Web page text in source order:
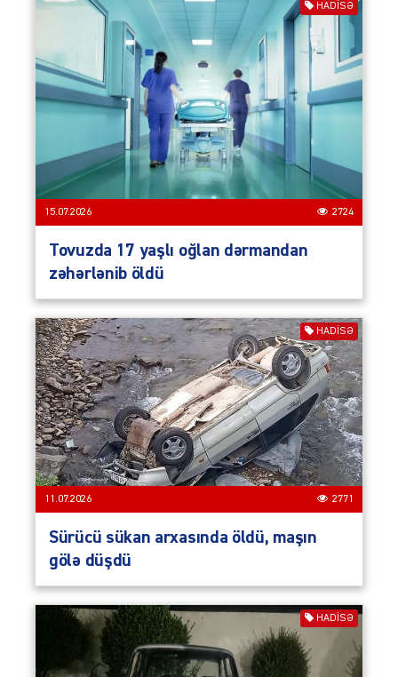
HADISƏ
15.07.2026 2724
Tovuzda 17 yaşlı oğlan dərmandan
zəhərlənib öldü
HADISƏ
11.07.2026 2771
Sürücü sükan arxasında öldü, maşın
gölə düşdü
HADISƏ